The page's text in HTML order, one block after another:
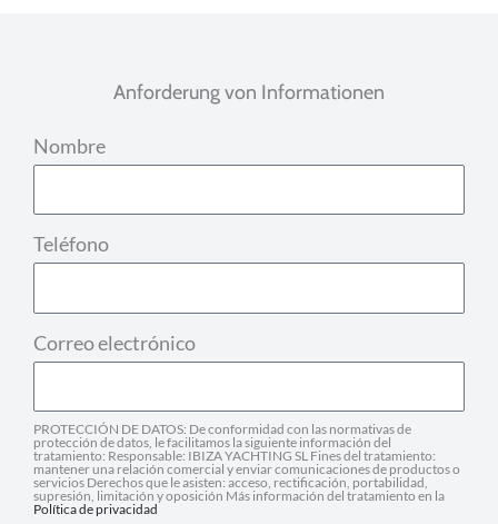
Anforderung von Informationen
Nombre
Teléfono
Correo electrónico
PROTECCIÓN DE DATOS: De conformidad con las normativas de
protección de datos, le facilitamos la siguiente información del
tratamiento: Responsable: IBIZA YACHTING SL Fines del tratamiento:
mantener una relación comercial y enviar comunicaciones de productos o
servicios Derechos que le asisten: acceso, rectificación, portabilidad,
supresión, limitación y oposición Más información del tratamiento en la
Política de privacidad